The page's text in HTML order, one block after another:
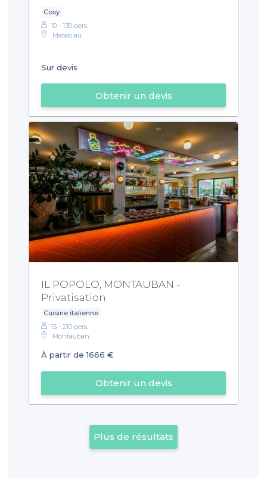
Cosy
10 - 130 pers.
Matabiau
Sur devis
Obtenir un devis
IL POPOLO, MONTAUBAN -
Privatisation
Cuisine italienne
15 - 210 pers.
Montauban
À partir de 1666 €
Obtenir un devis
Plus de résultats